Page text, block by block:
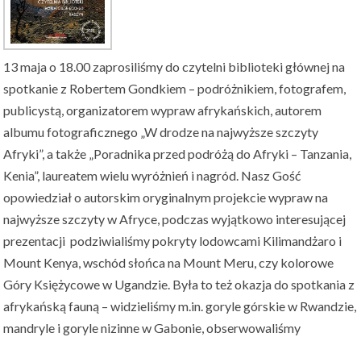
13 maja o 18.00 zaprosiliśmy do czytelni biblioteki głównej na
spotkanie z Robertem Gondkiem – podróżnikiem, fotografem,
publicystą, organizatorem wypraw afrykańskich, autorem
albumu fotograficznego „W drodze na najwyższe szczyty
Afryki”, a także „Poradnika przed podróżą do Afryki – Tanzania,
Kenia”, laureatem wielu wyróżnień i nagród. Nasz Gość
opowiedział o autorskim oryginalnym projekcie wypraw na
najwyższe szczyty w Afryce, podczas wyjątkowo interesującej
prezentacji podziwialiśmy pokryty lodowcami Kilimandżaro i
Mount Kenya, wschód słońca na Mount Meru, czy kolorowe
Góry Księżycowe w Ugandzie. Była to też okazja do spotkania z
afrykańską fauną – widzieliśmy m.in. goryle górskie w Rwandzie,
mandryle i goryle nizinne w Gabonie, obserwowaliśmy